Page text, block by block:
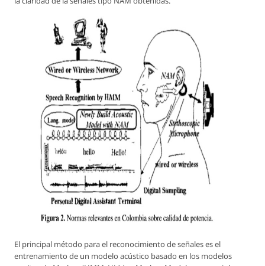
El principal método para el reconocimiento de señales es el
entrenamiento de un modelo acústico basado en los modelos